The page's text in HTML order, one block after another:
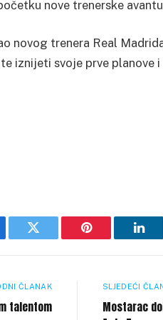
nove trenerske
novog trenera Real
iznijeti svoje prve planove
Twitter Pinterest
ČLANAK
talentom
SLJEDEĆI
Mostarac